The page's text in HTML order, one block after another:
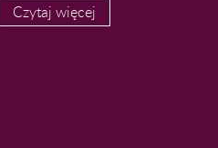
Czytaj więcej